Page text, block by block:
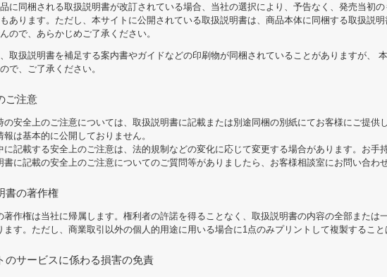
に同梱される取扱説明書が改訂されている場合、当社の選択により、予告なく、発売当初
あります。ただし、本サイトに公開されている取扱説明書は、商品本体に同梱する取扱説
ので、あらかじめご了承ください。
取扱説明書を補足する案内書やガイドなどの印刷物が同梱されていることがありますが、
で、ご了承ください。
ご注意
の安全上のご注意については、取扱説明書に記載または別途同梱の別紙にてお客様にご提供
報は基本的に公開しておりません。
に記載する安全上のご注意は、法的規制などの変化に応じて変更する場合があります。お手
書に記載の安全上のご注意についてのご質問等がありましたら、お客様相談室にお問い合わせ
書の著作権
著作権は当社に帰属します。権利者の許諾を得ることなく、取扱説明書の内容の全部または
ます。ただし、商業取引以外の個人的用途に用いる場合に1点のみプリントして複製すること
のサービスに係わる損害の免責